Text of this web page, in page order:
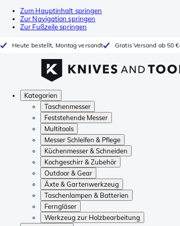
Zum Hauptinhalt springen
Zur Navigation springen
Zur Fußzeile springen
Heute bestellt, Montag versandt Gratis Versand ab 50 €
Kategorien
Taschenmesser
Feststehende Messer
Multitools
Messer Schleifen & Pflege
Küchenmesser & Schneiden
Kochgeschirr & Zubehör
Outdoor & Gear
Äxte & Gartenwerkzeug
Taschenlampen & Batterien
Ferngläser
Werkzeug zur Holzbearbeitung